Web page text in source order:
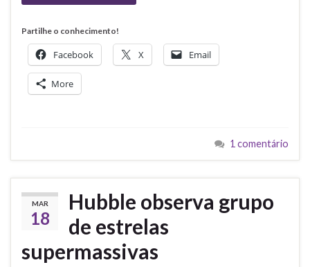
Partilhe o conhecimento!
Facebook X Email
More
1 comentário
MAR
18
Hubble observa grupo
de estrelas
supermassivas